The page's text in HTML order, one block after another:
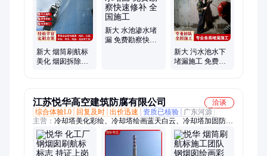
新大 烟筒刷航标
美化 烟囱拆除加
新大 水池渗水堵
漏 免费勘察快速
新大 污水池水下
堵漏施工 免费勘
江苏悦华高空建筑防腐有限公司
洽谈
综合体验L0
回复及时 出价迅速 资质已核验
广东河源
主营： 冷却塔美化彩绘、冷却塔绘画蓝天白云、冷却塔加固防
腐、冷却塔涂刷、烟囱美化、烟囱防腐、烟囱加固、烟囱维修、
烟囱拆除、烟囱新建、烟囱加高、冷却塔写字